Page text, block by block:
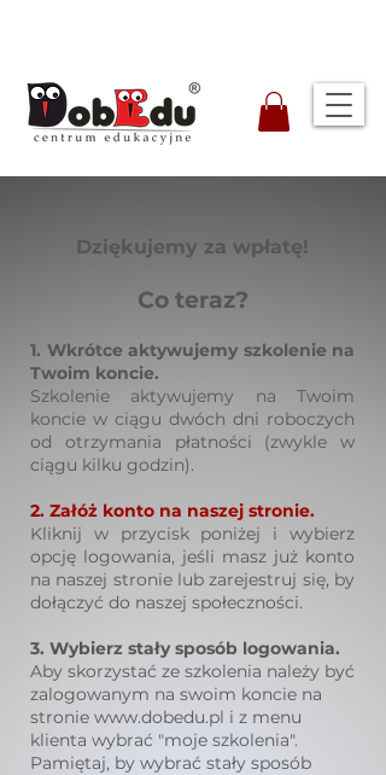
Dziękujemy za wpłatę!
Co teraz?
1. Wkrótce aktywujemy szkolenie na
Twoim koncie.
Szkolenie aktywujemy na Twoim
koncie w ciągu dwóch dni roboczych
od otrzymania płatności (zwykle w
ciągu kilku godzin).
2. Załóż konto na naszej stronie.
Kliknij w przycisk poniżej i wybierz
opcję logowania, jeśli masz już konto
na naszej stronie lub zarejestruj się, by
dołączyć do naszej społeczności.
3. Wybierz stały sposób logowania.
Aby skorzystać ze szkolenia należy być
zalogowanym na swoim koncie na
stronie www.dobedu.pl i z menu
klienta wybrać "moje szkolenia".
Pamiętaj, by wybrać stały sposób